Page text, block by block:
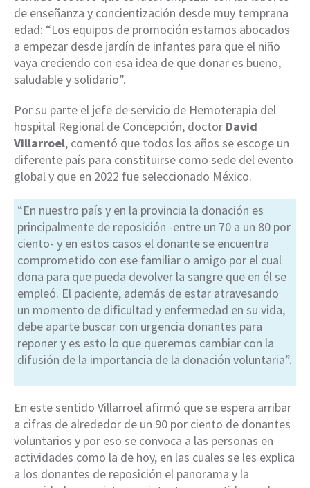
de enseñanza y concientización desde muy temprana
edad: “Los equipos de promoción estamos abocados
a empezar desde jardín de infantes para que el niño
vaya creciendo con esa idea de que donar es bueno,
saludable y solidario”.
Por su parte el jefe de servicio de Hemoterapia del
hospital Regional de Concepción, doctor David
Villarroel, comentó que todos los años se escoge un
diferente país para constituirse como sede del evento
global y que en 2022 fue seleccionado México.
“En nuestro país y en la provincia la donación es
principalmente de reposición -entre un 70 a un 80 por
ciento- y en estos casos el donante se encuentra
comprometido con ese familiar o amigo por el cual
dona para que pueda devolver la sangre que en él se
empleó. El paciente, además de estar atravesando
un momento de dificultad y enfermedad en su vida,
debe aparte buscar con urgencia donantes para
reponer y es esto lo que queremos cambiar con la
difusión de la importancia de la donación voluntaria”.
En este sentido Villarroel afirmó que se espera arribar
a cifras de alrededor de un 90 por ciento de donantes
voluntarios y por eso se convoca a las personas en
actividades como la de hoy, en las cuales se les explica
a los donantes de reposición el panorama y la